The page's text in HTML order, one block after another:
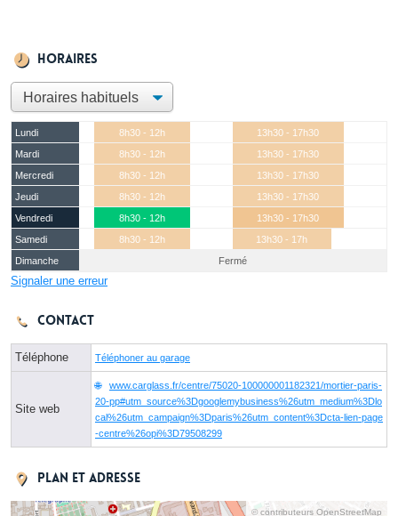
Horaires
Lundi 8h30 - 12h
13h30 - 17h30
Mardi
8h30 - 12h
13h30 - 17h30
Mercredi
8h30 - 12h
13h30 - 17h30
Jeudi
8h30 - 12h
13h30 - 17h30
Vendredi
8h30 - 12h
13h30 - 17h30
Samedi
8h30 - 12h
13h30 - 17h
Dimanche
Fermé
Signaler une erreur
Contact
Téléphone Téléphoner au garage
Site web
www.carglass.fr/centre/75020-100000001182321/mortier-paris-
20-pp#utm_source%3Dgooglemybusiness%26utm_medium%3Dlo
cal%26utm_campaign%3Dparis%26utm_content%3Dcta-lien-page
-centre%26opi%3D79508299
Plan et adresse
© contributeurs OpenStreetMap